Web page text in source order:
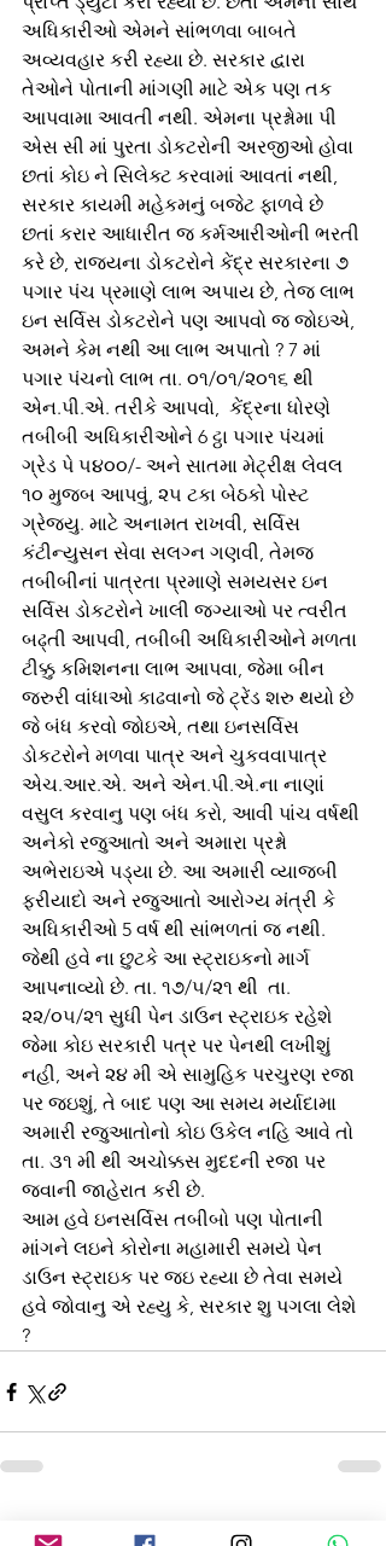
અધિકારીઓ એમને સાંભળવા બાબતે
અવ્યવહાર કરી રહ્યા છે. સરકાર દ્વારા
તેઓને પોતાની માંગણી માટે એક પણ તક
આપવામા આવતી નથી. એમના પ્રશ્નોમા પી
એસ સી માં પુરતા ડોકટરોની અરજીઓ હોવા
છતાં કોઇ ને સિલેક્ટ કરવામાં આવતાં નથી,
સરકાર કાયમી મહેકમનું બજેટ ફાળવે છે
છતાં કરાર આધારીત જ કર્મઆરીઓની ભરતી
કરે છે, રાજ્યના ડોકટરોને કેંદ્ર સરકારના ૭
પગાર પંચ પ્રમાણે લાભ અપાય છે, તેજ લાભ
ઇન સર્વિસ ડોકટરોને પણ આપવો જ જોઇએ,
અમને કેમ નથી આ લાભ અપાતો ? 7 માં
પગાર પંચનો લાભ તા. ૦૧/૦૧/૨૦૧૬ થી
એન.પી.એ. તરીકે આપવો,  કેંદ્રના ધોરણે
તબીબી અધિકારીઓને 6 ટ્ઠા પગાર પંચમાં
ગ્રેડ પે ૫૪૦૦/- અને સાતમા મેટ્રીક્ષ લેવલ
૧૦ મુજબ આપવું, ૨૫ ટકા બેઠકો પોસ્ટ
ગ્રેજ્યુ. માટે અનામત રાખવી, સર્વિસ
કંટીન્યુસન સેવા સલગ્ન ગણવી, તેમજ
તબીબીનાં પાત્રતા પ્રમાણે સમયસર ઇન
સર્વિસ ડોકટરોને ખાલી જગ્યાઓ પર ત્વરીત
બઢ્તી આપવી, તબીબી અધિકારીઓને મળતા
ટીક્કુ કમિશનના લાભ આપવા, જેમા બીન
જરુરી વાંધાઓ કાઢવાનો જે ટ્રેંડ શરુ થયો છે
જે બંધ કરવો જોઇએ, તથા ઇનસર્વિસ
ડોકટરોને મળવા પાત્ર અને ચુકવવાપાત્ર
એચ.આર.એ. અને એન.પી.એ.ના નાણાં
વસુલ કરવાનુ પણ બંધ કરો, આવી પાંચ વર્ષથી
અનેકો રજુઆતો અને અમારા પ્રશ્નો
અભેરાઇએ પડ્યા છે. આ અમારી વ્યાજબી
ફરીયાદો અને રજુઆતો આરોગ્ય મંત્રી કે
અધિકારીઓ 5 વર્ષ થી સાંભળતાં જ નથી.
જેથી હવે ના છુટકે આ સ્ટ્રાઇકનો માર્ગ
આપનાવ્યો છે. તા. ૧૭/૫/૨૧ થી  તા.
૨૨/૦૫/૨૧ સુધી પેન ડાઉન સ્ટ્રાઇક રહેશે
જેમા કોઇ સરકારી પત્ર પર પેનથી લખીશું
નહી, અને ૨૪ મી એ સામુહિક પરચુરણ રજા
પર જઇશું, તે બાદ પણ આ સમય મર્યાદામા
અમારી રજુઆતોનો કોઇ ઉકેલ નહિ આવે તો
તા. ૩૧ મી થી અચોક્કસ મુદદની રજા પર
જવાની જાહેરાત કરી છે.
આમ હવે ઇનસર્વિસ તબીબો પણ પોતાની
માંગને લઇને કોરોના મહામારી સમયે પેન
ડાઉન સ્ટ્રાઇક પર જઇ રહ્યા છે તેવા સમયે
હવે જોવાનુ એ રહ્યુ કે, સરકાર શુ પગલા લેશે
?
Recent Posts